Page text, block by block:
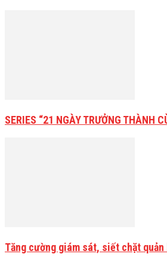
SERIES “21 NGÀY TRƯỞNG THÀNH
Tăng cường giám sát, siết chặt